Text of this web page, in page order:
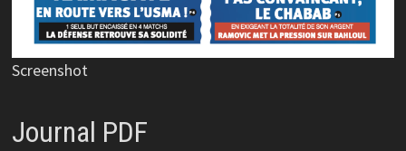
Screenshot
Journal PDF